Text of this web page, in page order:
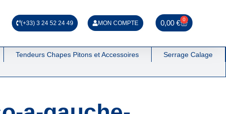
(+33) 3 24 52 24 49 MON COMPTE 0,00€ 0
Tendeurs Chapes Pitons et Accessoires
Serrage Calage